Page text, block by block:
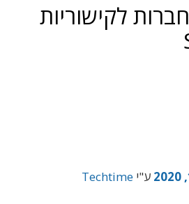
ST רוכשת 2 חברות לקישוריות
ע"י Techtime